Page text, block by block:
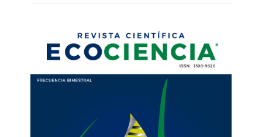
lateral
del
artículo